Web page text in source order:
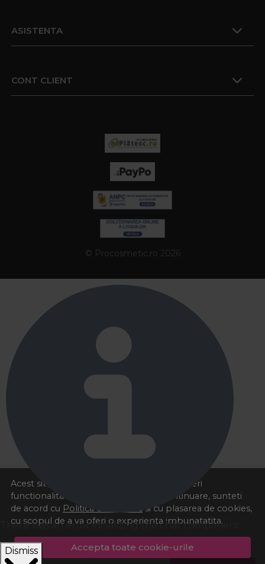
Acest site foloseste cookies pentru a va oferi
functionalitatea dorita. Navigand in continuare, sunteti
de acord cu Politica de cookies si cu plasarea de cookies,
cu scopul de a va oferi o experienta imbunatatita.
Accepta toate cookie-urile
ASISTENTA
CONT CLIENT
© Procosmetic.ro 2026
There was an error initializing the chat component
Dismiss